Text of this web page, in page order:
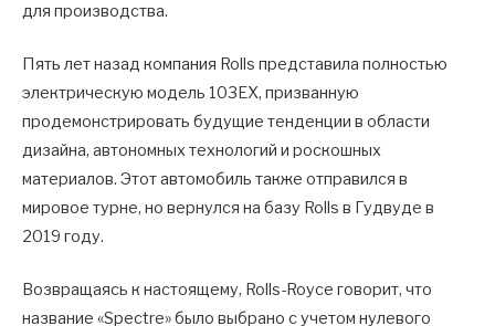
для производства.
Пять лет назад компания Rolls представила полностью
электрическую модель 103EX, призванную
продемонстрировать будущие тенденции в области
дизайна, автономных технологий и роскошных
материалов. Этот автомобиль также отправился в
мировое турне, но вернулся на базу Rolls в Гудвуде в
2019 году.
Возвращаясь к настоящему, Rolls-Royce говорит, что
название «Spectre» было выбрано с учетом нулевого